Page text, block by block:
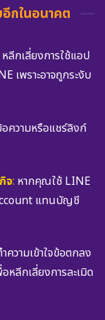
กในอนาคต
หลีกเลี่ยงการใช้แอป
เพราะอาจถูกระงับ
ความหรือแชร์ลิงก์
จ: หากคุณใช้ LINE
แทนบัญชี
ความเข้าใจข้อตกลง
หลีกเลี่ยงการละเมิด